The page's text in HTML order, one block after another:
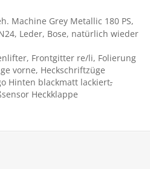
Machine Grey Metallic 180 PS,
Leder, Bose, natürlich wieder
Frontgitter re/li, Folierung
vorne, Heckschriftzüge
Hinten blackmatt lackiert,
Heckklappe